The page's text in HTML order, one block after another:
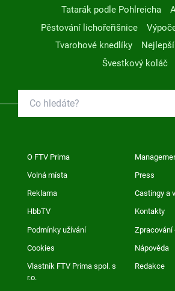
Tatarák podle Pohlreicha
Pěstování lichořeřišnice
Tvarohové knedlíky
Švestkový koláč
O FTV Prima
Volná místa Press
Reklama Castingy a
HbbTV Kontakty
Podmínky užívání Zpracování
Cookies Nápověda
Vlastník FTV Prima spol. s
r.o.
Redakce